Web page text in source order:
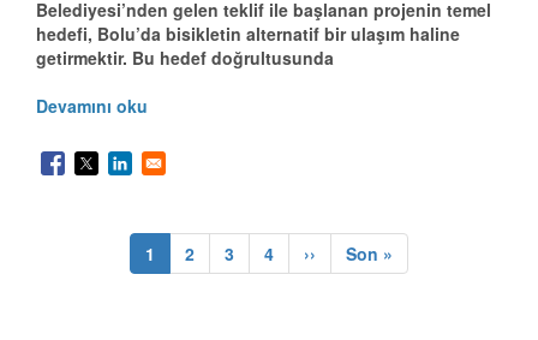
Belediyesi’nden gelen teklif ile başlanan projenin temel
hedefi, Bolu’da bisikletin alternatif bir ulaşım haline
getirmektir. Bu hedef doğrultusunda
Devamını oku
Şu
an
1 Sayfa
2 Sayfa
3 Sayfa
4 sonraki1
›› son
Son »